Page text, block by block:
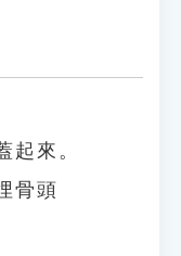
起來。
骨頭